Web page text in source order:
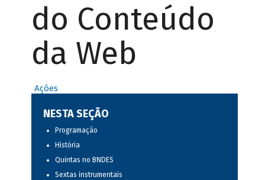
do Conteúdo
da Web
Ações
NESTA SEÇÃO
Programação
História
Quintas no BNDES
Sextas instrumentais